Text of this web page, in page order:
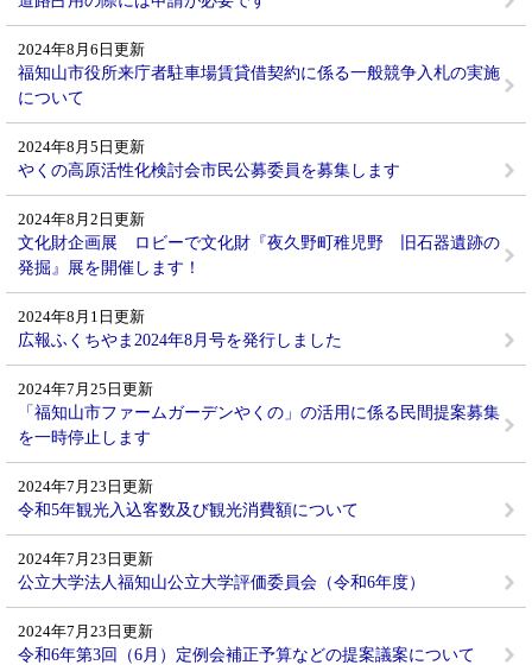
2024年8月6日更新
福知山市役所来庁者駐車場賃貸借契約に係る一般競争入札の実施
について
2024年8月5日更新
やくの高原活性化検討会市民公募委員を募集します
2024年8月2日更新
文化財企画展 ロビーで文化財『夜久野町稚児野 旧石器遺跡の
発掘』展を開催します！
2024年8月1日更新
広報ふくちやま2024年8月号を発行しました
2024年7月25日更新
「福知山市ファームガーデンやくの」の活用に係る民間提案募集
を一時停止します
2024年7月23日更新
令和5年観光入込客数及び観光消費額について
2024年7月23日更新
公立大学法人福知山公立大学評価委員会（令和6年度）
2024年7月23日更新
令和6年第3回（6月）定例会補正予算などの提案議案について